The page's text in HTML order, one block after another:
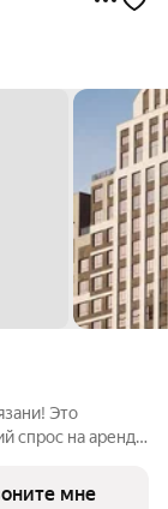
Это
спрос на аренду
мне